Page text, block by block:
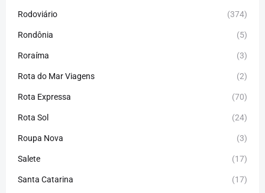
Rodoviário (374)
Rondônia (5)
Roraíma (3)
Rota do Mar Viagens (2)
Rota Expressa (70)
Rota Sol (24)
Roupa Nova (3)
Salete (17)
Santa Catarina (17)